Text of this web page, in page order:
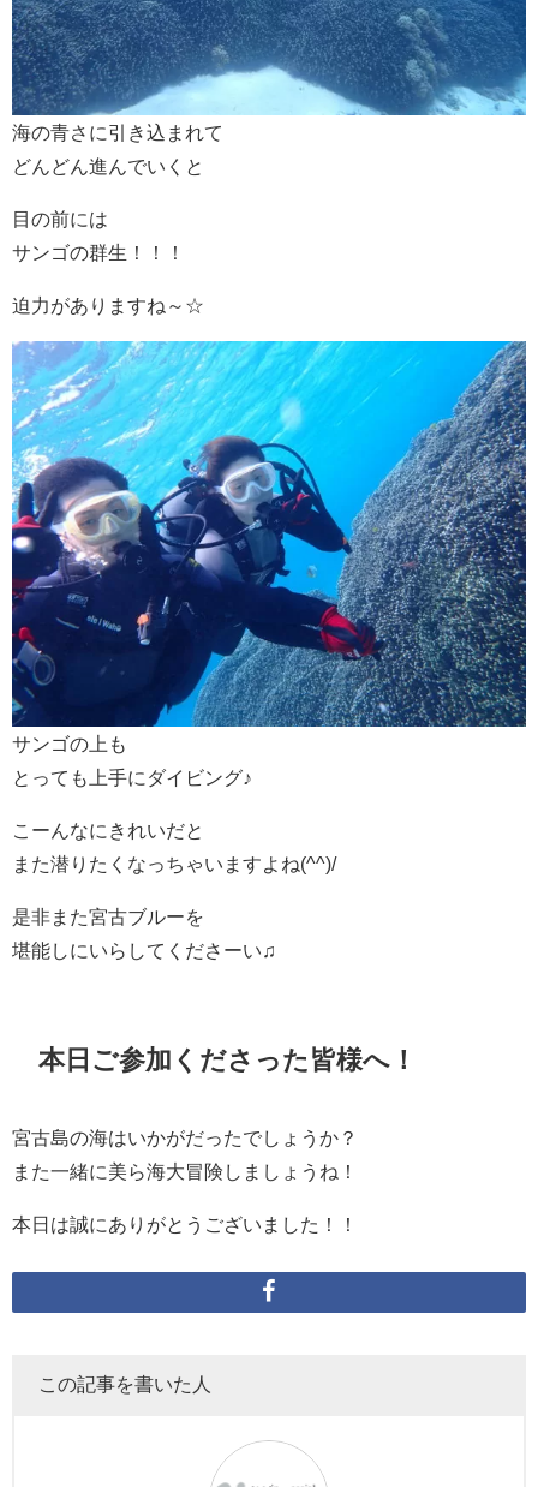
海の青さに引き込まれて
どんどん進んでいくと
目の前には
サンゴの群生！！！
迫力がありますね～☆
サンゴの上も
とっても上手にダイビング♪
こーんなにきれいだと
また潜りたくなっちゃいますよね(^^)/
是非また宮古ブルーを
堪能しにいらしてくださーい♫
本日ご参加くださった皆様へ！
宮古島の海はいかがだったでしょうか？
また一緒に美ら海大冒険しましょうね！
本日は誠にありがとうございました！！
この記事を書いた人